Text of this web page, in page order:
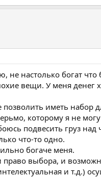
не настолько богат что
вещи. У меня денег
позволить иметь набор
которому я не
подвесить груз над
что-то одно.
богаче меня.
право выбора, и
и т.д.)